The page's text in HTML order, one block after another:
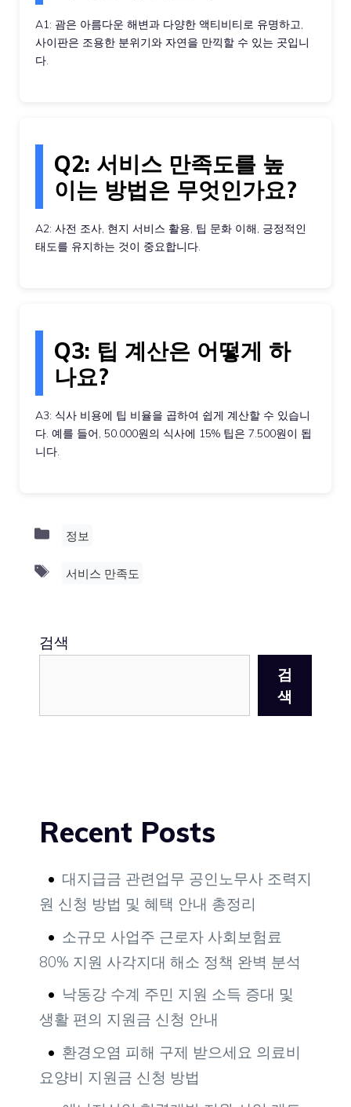
A1: 괌은 아름다운 해변과 다양한 액티비티로 유명하고,
사이판은 조용한 분위기와 자연을 만끽할 수 있는 곳입니
다.
Q2: 서비스 만족도를 높
이는 방법은 무엇인가요?
A2: 사전 조사, 현지 서비스 활용, 팁 문화 이해, 긍정적인
태도를 유지하는 것이 중요합니다.
Q3: 팁 계산은 어떻게 하
나요?
A3: 식사 비용에 팁 비율을 곱하여 쉽게 계산할 수 있습니
다. 예를 들어, 50.000원의 식사에 15% 팁은 7.500원이 됩
니다.
Categories
정보
Tags
서비스 만족도
검색
검
색
Recent Posts
대지급금 관련업무 공인노무사 조력지
원 신청 방법 및 혜택 안내 총정리
소규모 사업주 근로자 사회보험료
80% 지원 사각지대 해소 정책 완벽 분석
낙동강 수계 주민 지원 소득 증대 및
생활 편의 지원금 신청 안내
환경오염 피해 구제 받으세요 의료비
요양비 지원금 신청 방법